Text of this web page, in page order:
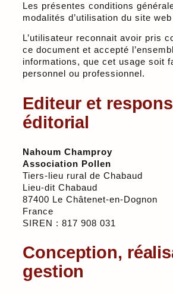
Les présentes conditions
modalités d’utilisation du site
L’utilisateur reconnait avoir pris
ce document et accepté
informations, que cet usage soit
personnel ou professionnel.
Editeur et
éditorial
Nahoum Champroy
Association Pollen
Tiers-lieu rural de Chabaud
Lieu-dit Chabaud
87400 Le Châtenet-en-Dognon
France
SIREN : 817 908 031
Conception,
gestion